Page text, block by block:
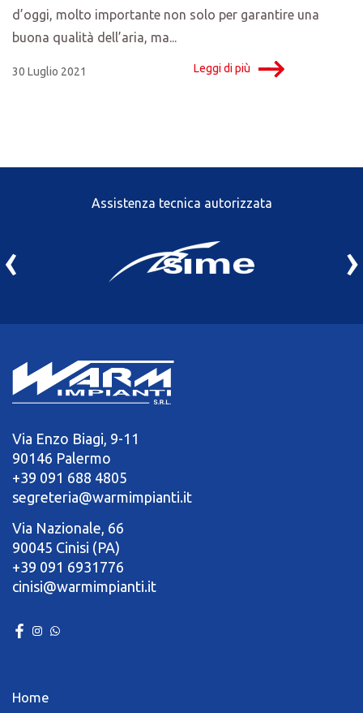
d’oggi, molto importante non solo per garantire una
buona qualità dell’aria, ma...
30 Luglio 2021 Leggi di più
Assistenza tecnica autorizzata
‹ ›
Via Enzo Biagi, 9-11
90146 Palermo
+39 091 688 4805
segreteria@warmimpianti.it
Via Nazionale, 66
90045 Cinisi (PA)
+39 091 6931776
cinisi@warmimpianti.it
Home